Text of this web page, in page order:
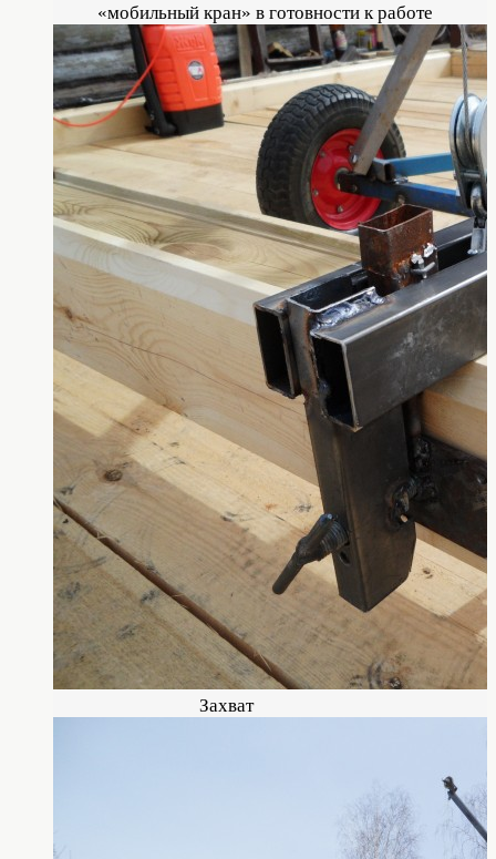
«мобильный кран» в готовности к работе
Захват